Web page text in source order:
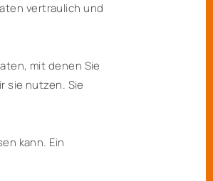
vertraulich und
mit denen Sie
sie nutzen. Sie
kann. Ein